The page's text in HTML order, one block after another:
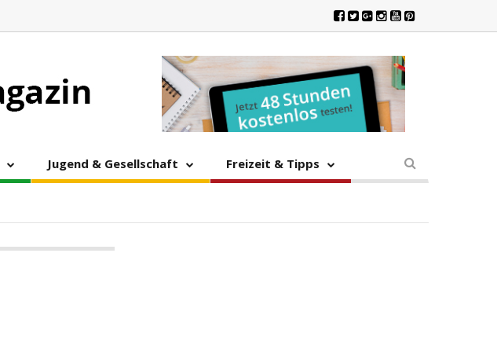
Jugend & Gesellschaft Freizeit & Tipps